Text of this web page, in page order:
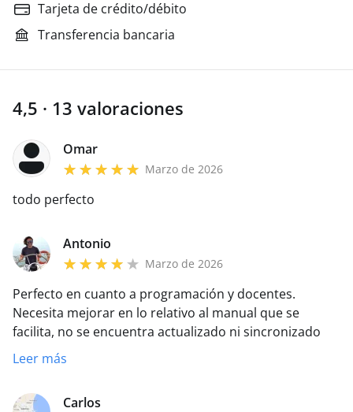
Tarjeta de crédito/débito
Transferencia bancaria
4,5 · 13 valoraciones
Omar
Marzo de 2026
todo perfecto
Antonio
Marzo de 2026
Perfecto en cuanto a programación y docentes.
Necesita mejorar en lo relativo al manual que se
facilita, no se encuentra actualizado ni sincronizado
con el contenido de las clases que se imparten y es
incómodo ir buscando contenido de acá para allá y de
Leer más
Carlos